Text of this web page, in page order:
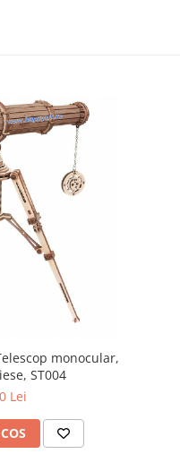
monocular,
ST004
Lei